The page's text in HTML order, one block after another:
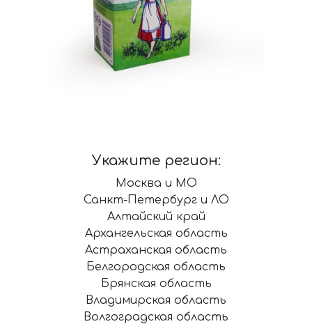
Укажите регион:
Москва и МО
Санкт-Петербург и ЛО
Алтайский край
Архангельская область
Астраханская область
Белгородская область
Брянская область
Владимирская область
Волгоградская область